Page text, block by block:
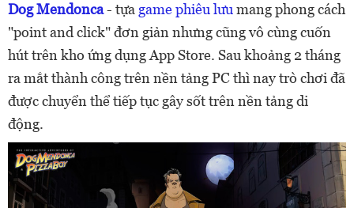
Dog Mendonca- tựa game phiêu lưu mang phong cách
"point and click" đơn giản nhưng cũng vô cùng cuốn
hút trên kho ứng dụng App Store. Sau khoảng 2 tháng
ra mắt thành công trên nền tảng PC thì nay trò chơi đã
được chuyển thể tiếp tục gây sốt trên nền tảng di
động.